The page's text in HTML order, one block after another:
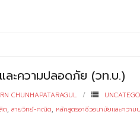
ะความปลอดภัย (วท.บ.)
CHUNHAPATARAGUL
ต,สายวิทย์-คณิต, หลักสูตรอาชีวอนามัยและความ